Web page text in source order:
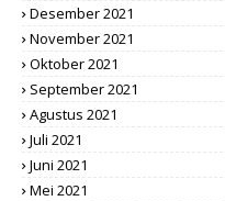
Desember 2021
November 2021
Oktober 2021
September 2021
Agustus 2021
Juli 2021
Juni 2021
Mei 2021